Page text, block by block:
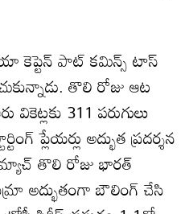
కెప్టెన్ పాట్ కమిన్స్ టాస్
తొలి రోజు ఆట
311 పరుగులు
ప్లేయర్లు అద్భుత ప్రదర్శన
తొలి రోజు భారత్
అద్భుతంగా బౌలింగ్ చేసి